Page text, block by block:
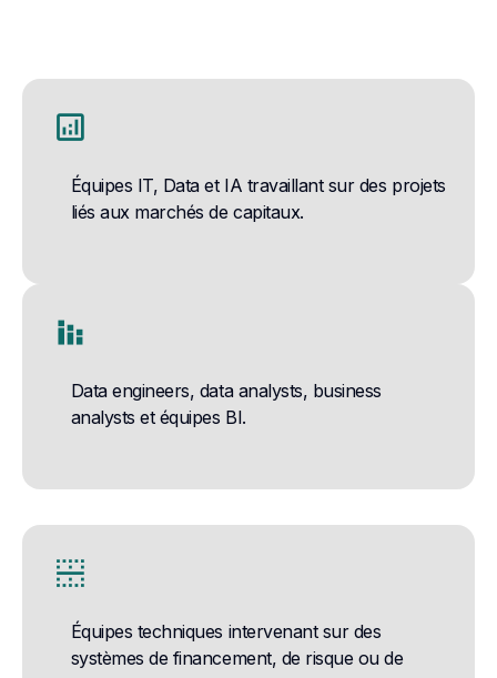
analytics
Équipes IT, Data et IA travaillant sur des projets
liés aux marchés de capitaux.
stacked_bar_chart
Data engineers, data analysts, business
analysts et équipes BI.
border_horizontal
Équipes techniques intervenant sur des
systèmes de financement, de risque ou de